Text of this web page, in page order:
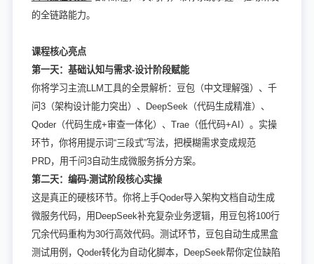
的全链路能力。
课程核心亮点
第一天：基础认知与需求-设计阶段赋能
你将学习主流LLM工具的全景解析：豆包（中文理解强）、千
问3（架构设计能力突出）、DeepSeek（代码生成精准）、
Qoder（代码生成+审查一体化）、Trae（低代码+AI）。实操
环节，你将用提示词“三段式”写法，把模糊需求变成规范
PRD，用千问3自动生成微服务拆分方案。
第二天：编码-测试阶段核心实操
这是真正的硬核环节。你将上手Qoder导入架构文档自动生成
微服务代码，用DeepSeek补充复杂业务逻辑，用豆包将100行
冗余代码重构为30行高效代码。测试环节，豆包自动生成黑盒
测试用例，Qoder转化为自动化脚本，DeepSeek帮你定位缺陷